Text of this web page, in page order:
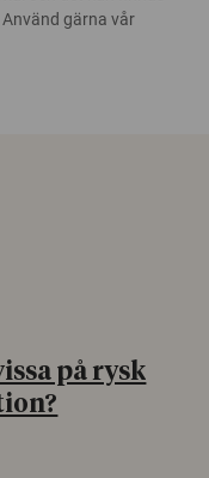
gärna vår
på rysk